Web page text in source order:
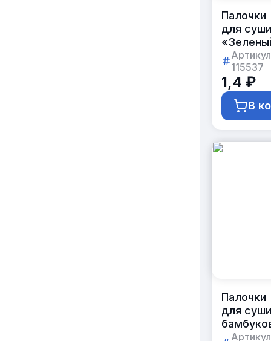
Палочки
для суши
Дракон»
круглые
21 см
115537
1,4 ₽
В
Палочки
для суши
21 см